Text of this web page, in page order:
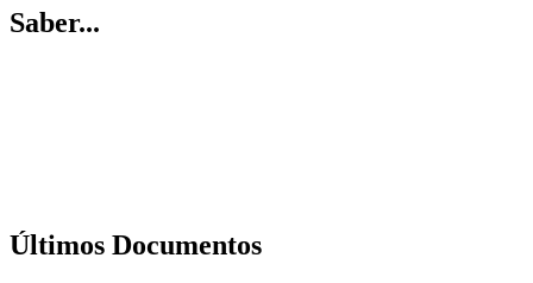
Saber...
Últimos Documentos